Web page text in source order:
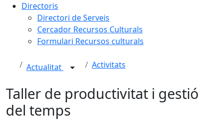
Directoris
Directori de Serveis
Cercador Recursos Culturals
Formulari Recursos culturals
Actualitat Activitats
Taller de productivitat i gestió
del temps